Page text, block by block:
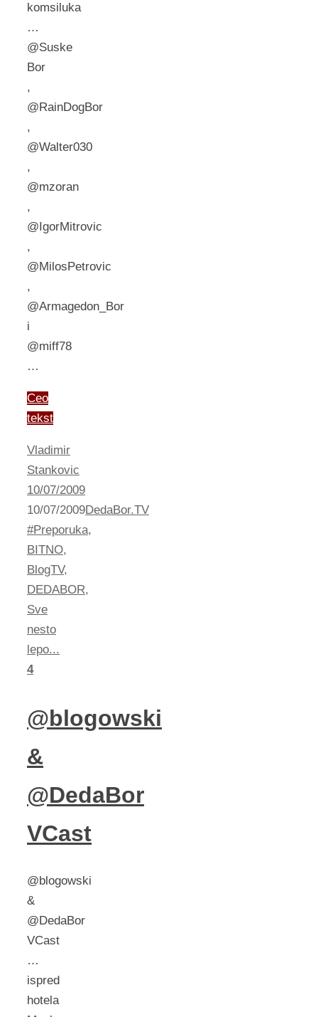
komsiluka
…
@Suske
Bor
,
@RainDogBor
,
@Walter030
,
@mzoran
,
@IgorMitrovic
,
@MilosPetrovic
,
@Armagedon_Bor
i
@miff78
…
Ceo
tekst
Vladimir
Stankovic
10/07/2009
10/07/2009DedaBor.TV
#Preporuka,
BITNO,
BlogTV,
DEDABOR,
Sve
nesto
lepo...
4
@blogowski
&
@DedaBor
VCast
@blogowski
&
@DedaBor
VCast
…
ispred
hotela